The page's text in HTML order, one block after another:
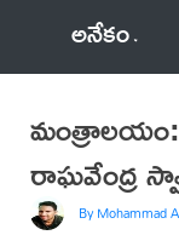
అనేకం
మంత్రాలయం:
రాఘవేంద్ర
By Mohammad